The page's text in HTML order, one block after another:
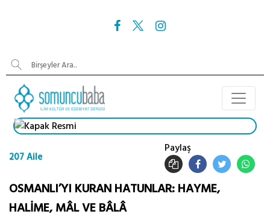
207 Aile
Paylaş
OSMANLI’YI KURAN HATUNLAR: HAYME,
HALİME, MÂL VE BÂLÂ